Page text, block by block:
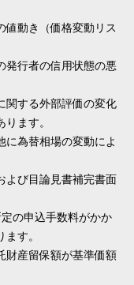
値動き（価格変動リス
発行者の信用状態の悪
関する外部評価の変化
ます。
に為替相場の変動によ
よび目論見書補完書面
の申込手数料がかか
す。
財産留保額が基準価額